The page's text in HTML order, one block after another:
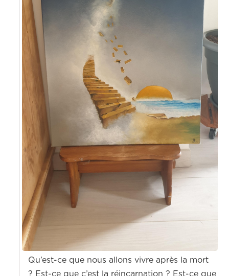
Qu’est-ce que nous allons vivre après la mort
? Est-ce que c’est la réincarnation ? Est-ce que